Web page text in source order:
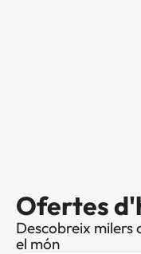
Ofertes
Descobreix milers
el món